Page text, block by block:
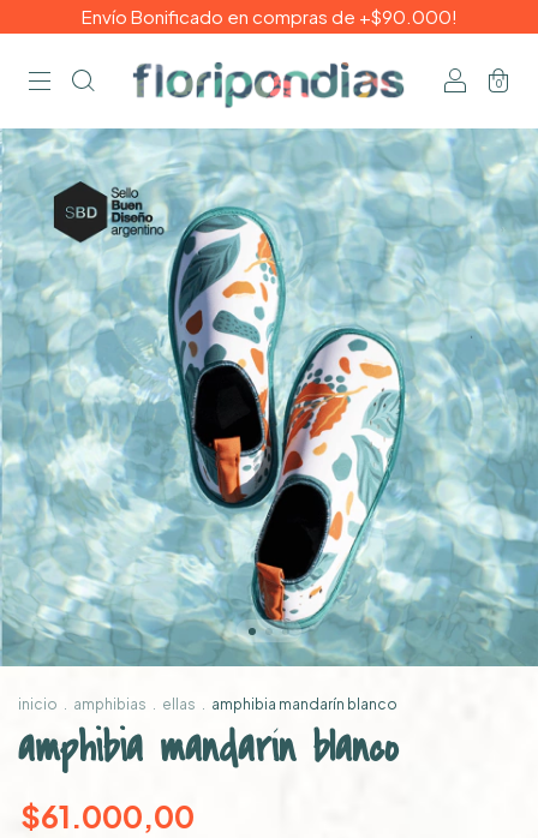
Envío Bonificado en compras de +$90.000!
0
inicio . amphibias . ellas . amphibia mandarín blanco
amphibia mandarín blanco
$61.000,00